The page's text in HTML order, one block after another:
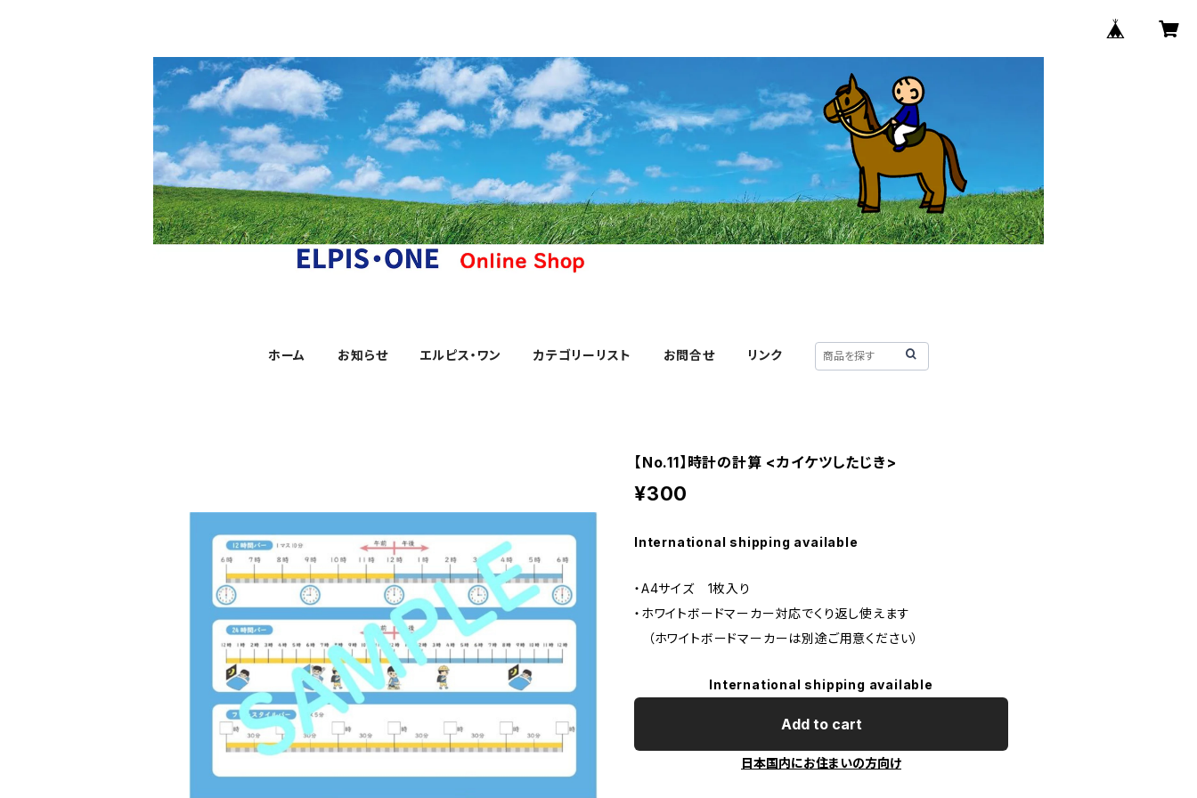
ホーム お知らせ エルピス・ワン カテゴリーリスト お問合せ リンク
【No.11】時計の計算 <カイケツしたじき>
¥300
International shipping available
・A4サイズ 1枚入り
・ホワイトボードマーカー対応でくり返し使えます
（ホワイトボードマーカーは別途ご用意ください）
International shipping available
Add to cart
日本国内にお住まいの方向け